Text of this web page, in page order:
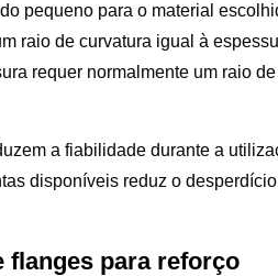
pequeno para o material
raio de curvatura igual à
requer normalmente um raio
a fiabilidade durante a
disponíveis reduz o
flanges para reforço